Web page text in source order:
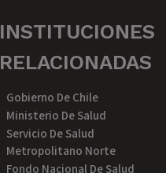
INSTITUCIONES
RELACIONADAS
Gobierno De Chile
Ministerio De Salud
Servicio De Salud
Metropolitano Norte
Fondo Nacional De Salud